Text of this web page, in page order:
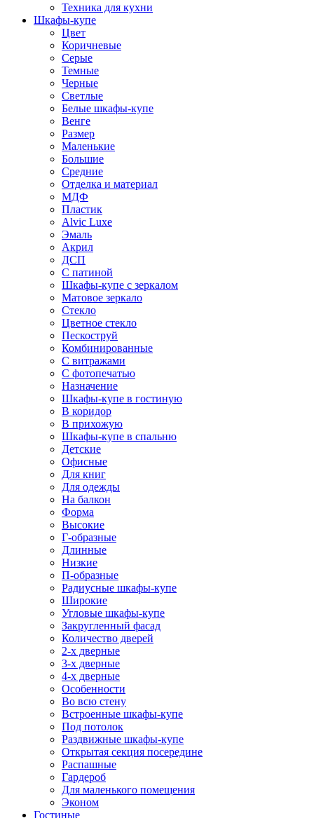
Техника для кухни
Шкафы-купе
Цвет
Коричневые
Серые
Темные
Черные
Светлые
Белые шкафы-купе
Венге
Размер
Маленькие
Большие
Средние
Отделка и материал
МДФ
Пластик
Alvic Luxe
Эмаль
Акрил
ДСП
С патиной
Шкафы-купе с зеркалом
Матовое зеркало
Стекло
Цветное стекло
Пескоструй
Комбинированные
С витражами
С фотопечатью
Назначение
Шкафы-купе в гостиную
В коридор
В прихожую
Шкафы-купе в спальню
Детские
Офисные
Для книг
Для одежды
На балкон
Форма
Высокие
Г-образные
Длинные
Низкие
П-образные
Радиусные шкафы-купе
Широкие
Угловые шкафы-купе
Закругленный фасад
Количество дверей
2-х дверные
3-х дверные
4-х дверные
Особенности
Во всю стену
Встроенные шкафы-купе
Под потолок
Раздвижные шкафы-купе
Открытая секция посередине
Распашные
Гардероб
Для маленького помещения
Эконом
Гостиные